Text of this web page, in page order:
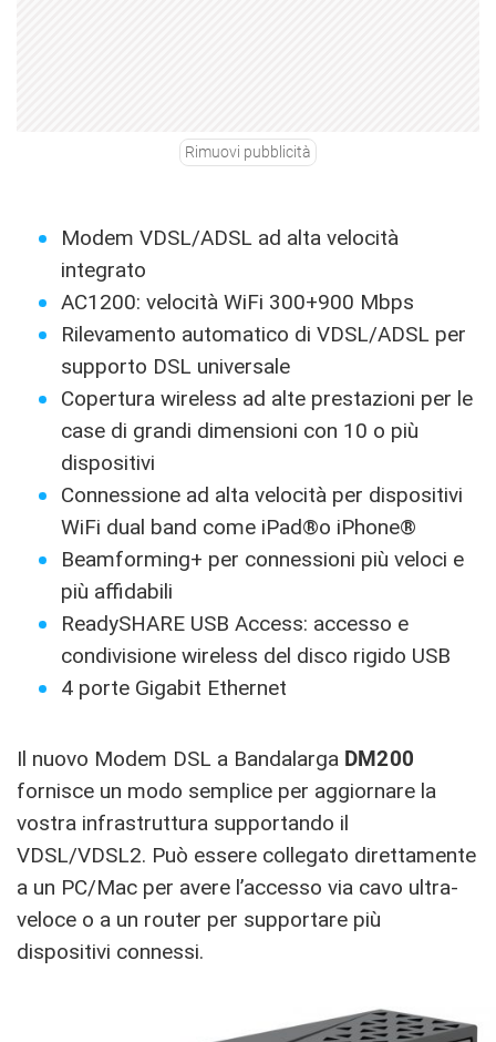
Rimuovi pubblicità
Modem VDSL/ADSL ad alta velocità
integrato
AC1200: velocità WiFi 300+900 Mbps
Rilevamento automatico di VDSL/ADSL per
supporto DSL universale
Copertura wireless ad alte prestazioni per le
case di grandi dimensioni con 10 o più
dispositivi
Connessione ad alta velocità per dispositivi
WiFi dual band come iPad®o iPhone®
Beamforming+ per connessioni più veloci e
più affidabili
ReadySHARE USB Access: accesso e
condivisione wireless del disco rigido USB
4 porte Gigabit Ethernet
Il nuovo Modem DSL a Bandalarga DM200
fornisce un modo semplice per aggiornare la
vostra infrastruttura supportando il
VDSL/VDSL2. Può essere collegato direttamente
a un PC/Mac per avere l’accesso via cavo ultra-
veloce o a un router per supportare più
dispositivi connessi.